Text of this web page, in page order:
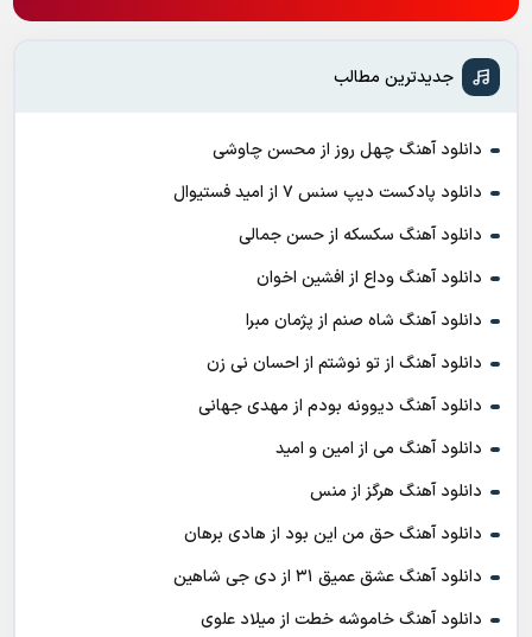
جدیدترین مطالب
دانلود آهنگ چهل روز از محسن چاوشی
دانلود پادکست ديپ سنس ۷ از اميد فستيوال
دانلود آهنگ سکسکه از حسن جمالی
دانلود آهنگ وداع از افشين اخوان
دانلود آهنگ شاه صنم از پژمان مبرا
دانلود آهنگ از تو نوشتم از احسان نی زن
دانلود آهنگ دیوونه بودم از مهدی جهانی
دانلود آهنگ می از امین و امید
دانلود آهنگ هرگز از منس
دانلود آهنگ حق من این بود از هادی برهان
دانلود آهنگ عشق عمیق ۳۱ از دی جی شاهین
دانلود آهنگ خاموشه خطت از میلاد علوی